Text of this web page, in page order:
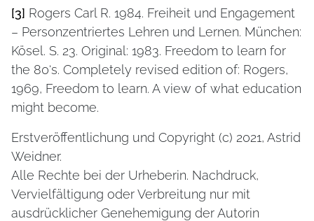
[3] Rogers Carl R. 1984. Freiheit und Engagement
– Personzentriertes Lehren und Lernen. München:
Kösel. S. 23. Original: 1983. Freedom to learn for
the 80‘s. Completely revised edition of: Rogers,
1969, Freedom to learn. A view of what education
might become.
Erstveröffentlichung und Copyright (c) 2021, Astrid
Weidner.
Alle Rechte bei der Urheberin. Nachdruck,
Vervielfältigung oder Verbreitung nur mit
ausdrücklicher Genehemigung der Autorin